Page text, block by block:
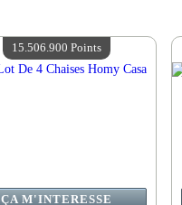
ÇA M'INTERESSE
15.506.900 Points